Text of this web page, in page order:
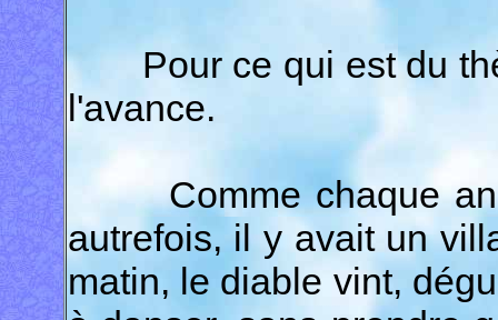
Pour ce qui est du
l'avance.
Comme chaque
autrefois, il y avait un
matin, le diable vint,